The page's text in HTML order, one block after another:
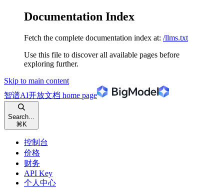
Documentation Index
Fetch the complete documentation index at: /llms.txt
Use this file to discover all available pages before
exploring further.
Skip to main content
智谱AI开放文档 home page
Search...
⌘ K
控制台
价格
财务
API Key
个人中心